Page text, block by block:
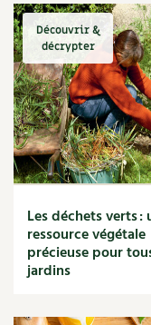
Mare
Marie Chioca
Marmite
Massage
Matériaux
Maux
Méditerranéen
Menace
Mésange
Microflore
Migraine
Mode de culture
Montagne
Découvrir &
décrypter
Les déchets verts :
ressource végétale
précieuse pour
jardins